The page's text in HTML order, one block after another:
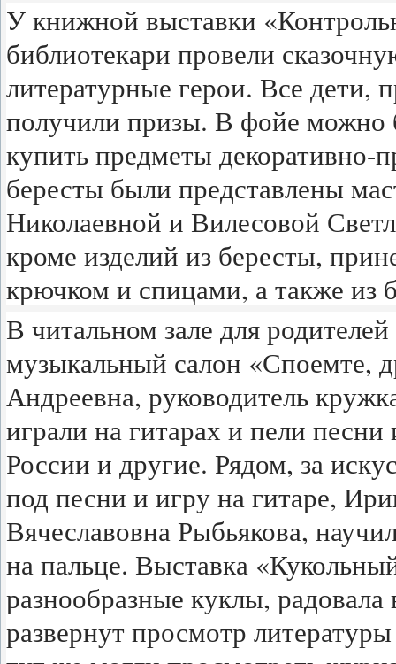
У книжной выставки
библиотекари провели
литературные герои. Все дети,
получили призы. В фойе
купить предметы декоративно-
бересты были представлены
Николаевной и Вилесовой
кроме изделий из бересты,
крючком и спицами, а также из
В читальном зале для
музыкальный салон «Споемте,
Андреевна, руководитель
играли на гитарах и пели
России и другие. Рядом, за
под песни и игру на гитаре,
Вячеславовна Рыбьякова,
на пальце. Выставка
разнообразные куклы,
развернут просмотр